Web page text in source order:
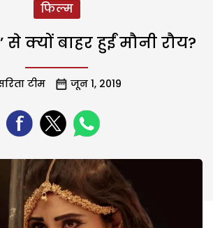
फिल्म
से क्यों बाहर हुईं मौनी रौय?
टीम जून 1, 2019